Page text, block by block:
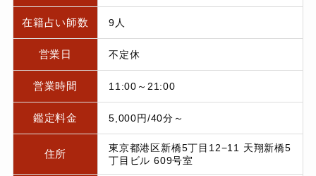
在籍占い師数 9人
営業日 不定休
営業時間 11:00～21:00
鑑定料金 5,000円/40分～
住所
東京都港区新橋5丁目12−11 天翔新橋5
丁目ビル 609号室